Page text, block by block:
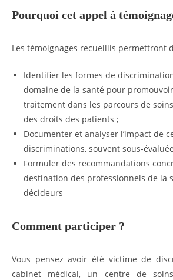
Pourquoi cet appel à
Les témoignages recueillis permettront
Identifier les formes de
domaine de la santé pour promouvoir
traitement dans les parcours de
des droits des patients ;
Documenter et analyser l’impact de
discriminations, souvent sous-
Formuler des recommandations
destination des professionnels de la
décideurs
Comment participer ?
Vous pensez avoir été victime de
cabinet médical, un centre de